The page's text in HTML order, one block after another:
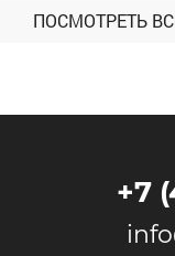
ПОСМОТРЕТЬ
+7